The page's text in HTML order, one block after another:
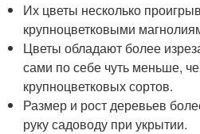
Их цветы несколько
крупноцветковыми
Цветы обладают более
сами по себе чуть меньше,
крупноцветковых сортов.
Размер и рост деревьев
руку садоводу при укрытии.